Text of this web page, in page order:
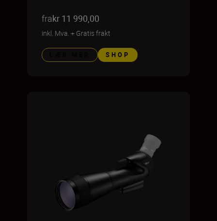
frakr 11 990,00
inkl. Mva. + Gratis frakt
SHOP